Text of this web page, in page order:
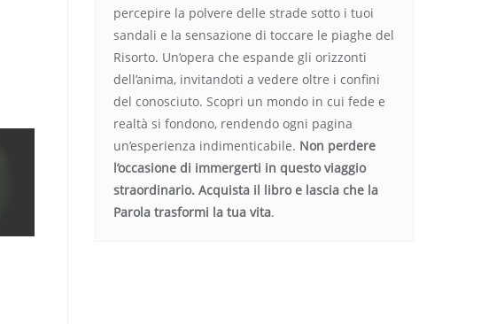
percepire la polvere delle strade sotto i tuoi
sandali e la sensazione di toccare le piaghe del
Risorto. Un’opera che espande gli orizzonti
dell’anima, invitandoti a vedere oltre i confini
del conosciuto. Scopri un mondo in cui fede e
realtà si fondono, rendendo ogni pagina
un’esperienza indimenticabile. Non perdere
l’occasione di immergerti in questo viaggio
straordinario. Acquista il libro e lascia che la
Parola trasformi la tua vita.